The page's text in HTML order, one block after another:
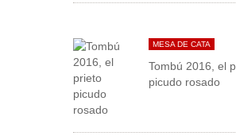
MESA DE CATA
Tombú 2016, el
picudo rosado